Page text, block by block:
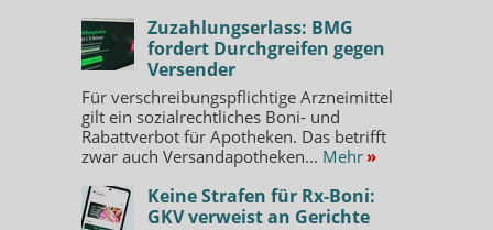
Zuzahlungserlass: BMG
fordert Durchgreifen gegen
Versender
Für verschreibungspflichtige Arzneimittel
gilt ein sozialrechtliches Boni- und
Rabattverbot für Apotheken. Das betrifft
zwar auch Versandapotheken... Mehr »
Keine Strafen für Rx-Boni:
GKV verweist an Gerichte